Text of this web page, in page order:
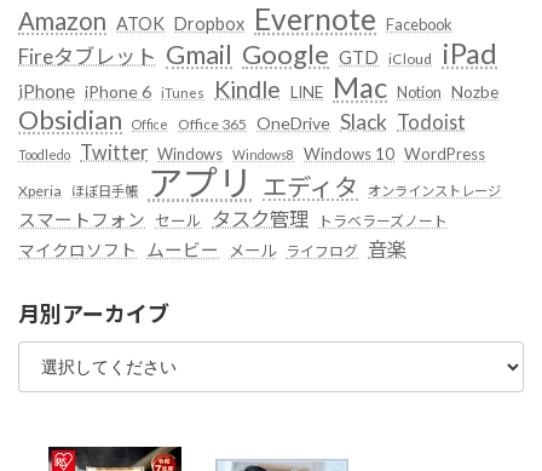
Amazon ATOK Dropbox Evernote Facebook
Fireタブレット Gmail Google GTD iCloud iPad
iPhone iPhone 6 iTunes Kindle LINE Mac Notion Nozbe
Obsidian Office Office 365 OneDrive Slack Todoist
Toodledo Twitter Windows Windows8 Windows 10 WordPress
Xperia ほぼ日手帳 アプリ エディタ オンラインストレージ
スマートフォン セール タスク管理 トラベラーズノート
マイクロソフト ムービー メール ライフログ 音楽
月別アーカイブ